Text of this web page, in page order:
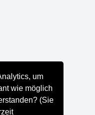
um
wie möglich
(Sie